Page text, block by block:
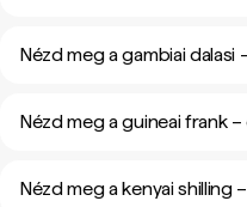
Nézd meg a gambiai dalasi
Nézd meg a guineai frank
Nézd meg a kenyai shilling